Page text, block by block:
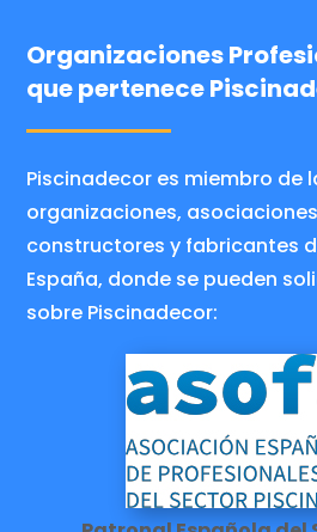
Organizaciones
que pertenece
Piscinadecor es miembro de
organizaciones,
constructores y fabricantes
España, donde se pueden
sobre Piscinadecor: